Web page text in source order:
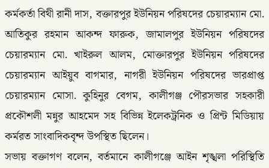
কর্মকর্তা বিথী রানী দাস, বক্তারপুর ইউনিয়ন পরিষদের চেয়ারম্যান মো.
আতিকুর রহমান আকন্দ ফারুক, জামালপুর ইউনিয়ন পরিষদের
চেয়ারম্যান মো. খাইরুল আলম, মোক্তারপুর ইউনিয়ন পরিষদের
চেয়ারম্যান আইয়ুব বাগমার, নাগরী ইউনিয়ন পরিষদের ভারপ্রাপ্ত
চেয়ারম্যান মোসা. কুহিনুর বেগম, কালীগঞ্জ পৌরসভার সহকারী
প্রকৌশলী মন্নুর আহমেদ সহ বিভিন্ন ইলেকট্রনিক ও প্রিন্ট মিডিয়ায়
কর্মরত সাংবাদিকবৃন্দ উপস্থিত ছিলেন।
সভায় বক্তাগণ বলেন, বর্তমানে কালীগঞ্জে আইন শৃঙ্খলা পরিস্থিতি